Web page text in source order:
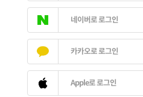
네이버로 로그인
카카오로 로그인
Apple로 로그인